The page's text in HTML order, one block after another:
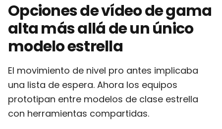
Opciones de vídeo de gama
alta más allá de un único
modelo estrella
El movimiento de nivel pro antes implicaba
una lista de espera. Ahora los equipos
prototipan entre modelos de clase estrella
con herramientas compartidas.